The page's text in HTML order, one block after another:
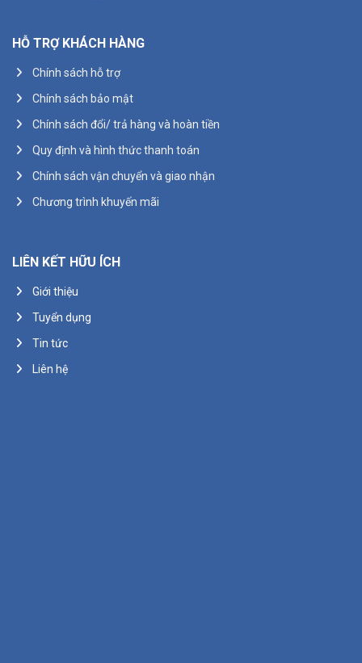
HỖ TRỢ KHÁCH HÀNG
Chính sách hỗ trợ
Chính sách bảo mật
Chính sách đổi/ trả hàng và hoàn tiền
Quy định và hình thức thanh toán
Chính sách vận chuyển và giao nhận
Chương trình khuyến mãi
LIÊN KẾT HỮU ÍCH
Giới thiệu
Tuyển dụng
Tin tức
Liên hệ